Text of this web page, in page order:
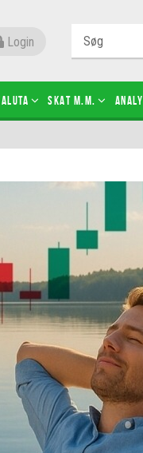
Login
Futures-kontrakter
Kopier Jeppe Kirk
SKAT m.m.